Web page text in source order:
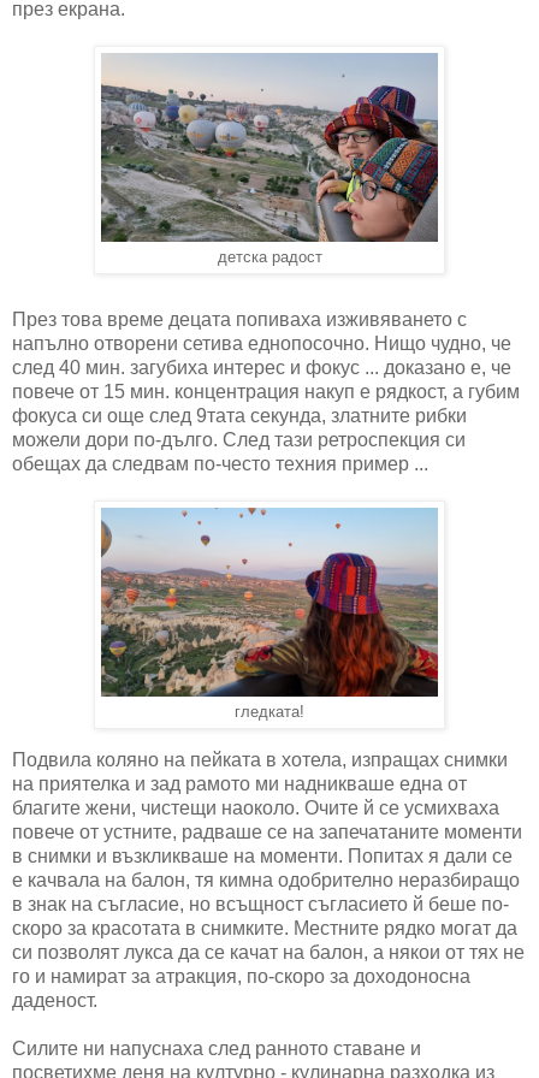
през екрана.
детска радост
През това време децата попиваха изживяването с
напълно отворени сетива еднопосочно. Нищо чудно, че
след 40 мин. загубиха интерес и фокус ... доказано е, че
повече от 15 мин. концентрация накуп е рядкост, а губим
фокуса си още след 9тата секунда, златните рибки
можели дори по-дълго. След тази ретроспекция си
обещах да следвам по-често техния пример ...
гледката!
Подвила коляно на пейката в хотела, изпращах снимки
на приятелка и зад рамото ми надникваше една от
благите жени, чистещи наоколо. Очите й се усмихваха
повече от устните, радваше се на запечатаните моменти
в снимки и възкликваше на моменти. Попитах я дали се
е качвала на балон, тя кимна одобрително неразбиращо
в знак на съгласие, но всъщност съгласието й беше по-
скоро за красотата в снимките. Местните рядко могат да
си позволят лукса да се качат на балон, а някои от тях не
го и намират за атракция, по-скоро за доходоносна
даденост.
Силите ни напуснаха след ранното ставане и
посветихме деня на културно - кулинарна разходка из